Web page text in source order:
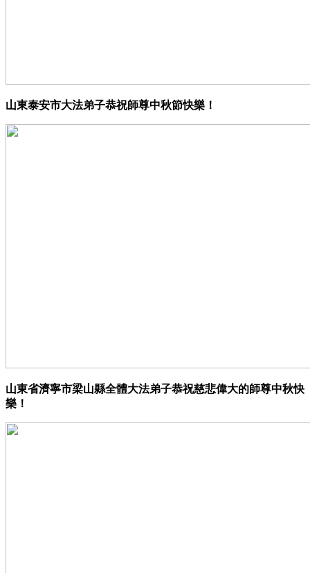
山東泰安市大法弟子恭祝師尊中秋節快樂！
山東省濟寧市梁山縣全體大法弟子恭祝慈悲偉大的師尊中秋快
樂！